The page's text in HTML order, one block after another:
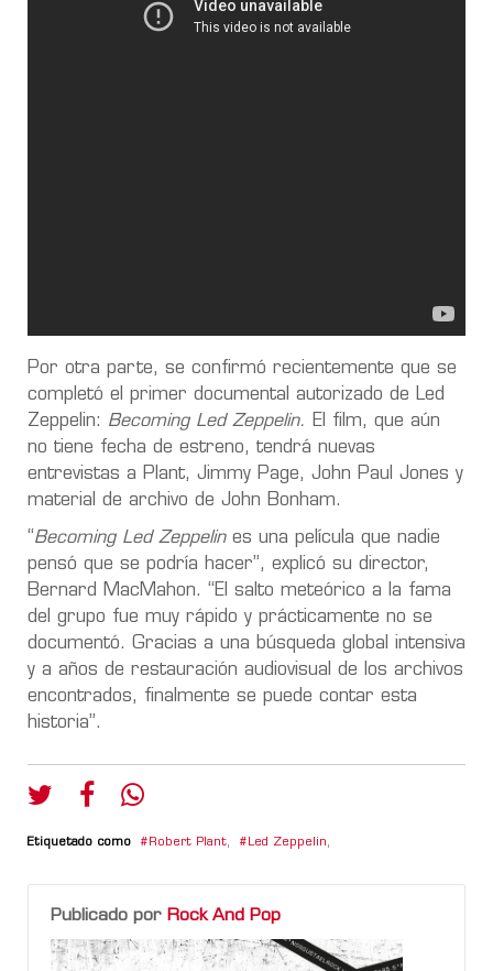
Por otra parte, se confirmó recientemente que se
completó el primer documental autorizado de Led
Zeppelin: Becoming Led Zeppelin.
El film, que aún
no tiene fecha de estreno, tendrá nuevas
entrevistas a Plant, Jimmy Page, John Paul Jones y
material de archivo de John Bonham.
“Becoming Led Zeppelines una película que nadie
pensó que se podría hacer”, explicó su director,
Bernard MacMahon. “El salto meteórico a la fama
del grupo fue muy rápido y prácticamente no se
documentó. Gracias a una búsqueda global intensiva
y a años de restauración audiovisual de los archivos
encontrados, finalmente se puede contar esta
historia”.
Etiquetado como Robert Plant, Led Zeppelin,
Publicado por Rock And Pop